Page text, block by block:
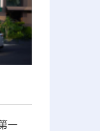
一